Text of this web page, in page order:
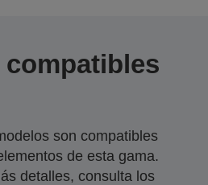
son compatibles
de esta gama.
detalles, consulta los